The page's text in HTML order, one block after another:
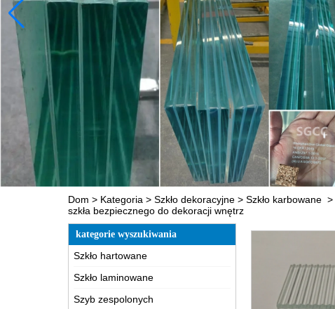
Dom > Kategoria > Szkło dekoracyjne > Szkło karbowane >
szkła bezpiecznego do dekoracji wnętrz
kategorie wyszukiwania
Szkło hartowane
Szkło laminowane
Szyb zespolonych